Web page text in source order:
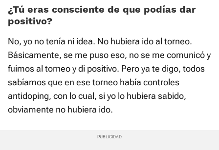
¿Tú eras consciente de que podías dar
positivo?
No, yo no tenía ni idea. No hubiera ido al torneo.
Básicamente, se me puso eso, no se me comunicó y
fuimos al torneo y di positivo. Pero ya te digo, todos
sabíamos que en ese torneo había controles
antidoping, con lo cual, si yo lo hubiera sabido,
obviamente no hubiera ido.